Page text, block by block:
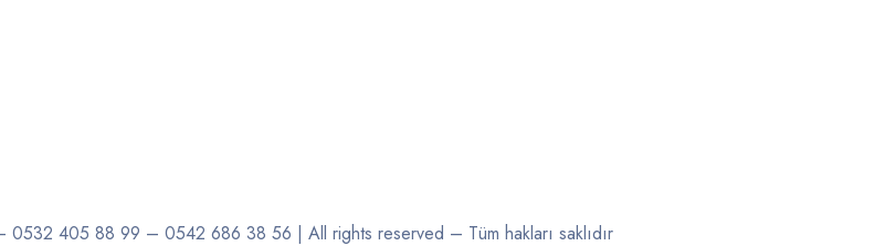
405 88 99 – 0542 686 38 56 | All rights reserved – Tüm hakları saklıdır